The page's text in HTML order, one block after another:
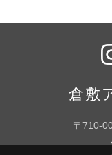
タ
ム
倉敷
〒710-